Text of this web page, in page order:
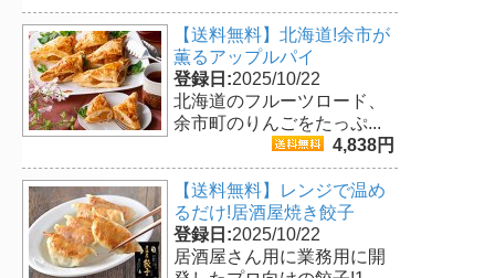
【送料無料】北海道!余市が
薫るアップルパイ
登録日:2025/10/22
北海道のフルーツロード、
余市町のりんごをたっぷ...
4,838円
【送料無料】レンジで温め
るだけ!居酒屋焼き餃子
登録日:2025/10/22
居酒屋さん用に業務用に開